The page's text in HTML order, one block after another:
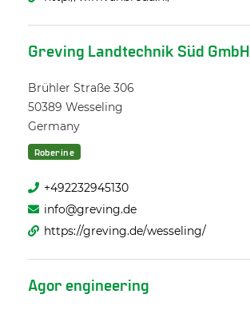
Greving Landtechnik Süd GmbH
Brühler Straße 306
50389 Wesseling
Germany
Roberine
+492232945130
info@greving.de
https://greving.de/wesseling/
Agor engineering